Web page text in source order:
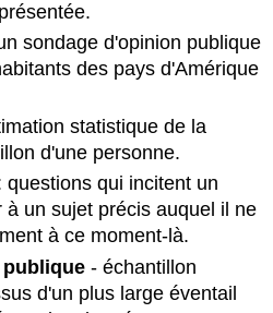
sondage d'opinion publique
des pays d'Amérique
statistique de la
d'une personne.
questions qui incitent un
à un sujet précis auquel il ne
à ce moment-là.
- échantillon
d'un plus large éventail